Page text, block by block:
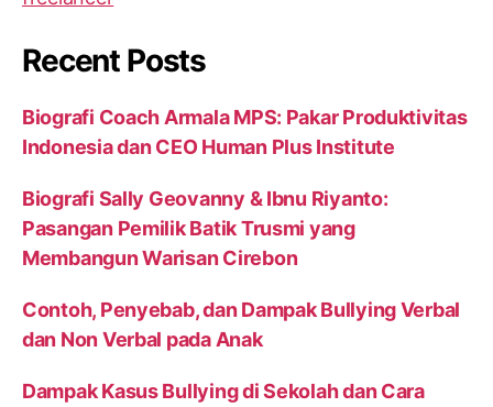
Recent Posts
Biografi Coach Armala MPS: Pakar Produktivitas
Indonesia dan CEO Human Plus Institute
Biografi Sally Geovanny & Ibnu Riyanto:
Pasangan Pemilik Batik Trusmi yang
Membangun Warisan Cirebon
Contoh, Penyebab, dan Dampak Bullying Verbal
dan Non Verbal pada Anak
Dampak Kasus Bullying di Sekolah dan Cara